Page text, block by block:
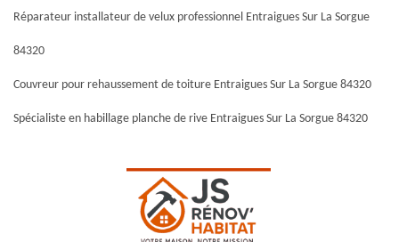
Réparateur installateur de velux professionnel Entraigues Sur La Sorgue
84320
Couvreur pour rehaussement de toiture Entraigues Sur La Sorgue 84320
Spécialiste en habillage planche de rive Entraigues Sur La Sorgue 84320